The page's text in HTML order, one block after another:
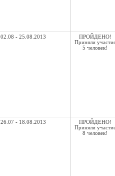
02.08 - 25.08.2013
ПРОЙДЕНО!
Приняли
5 человек!
26.07 - 18.08.2013
ПРОЙДЕНО!
Приняли
8 человек!